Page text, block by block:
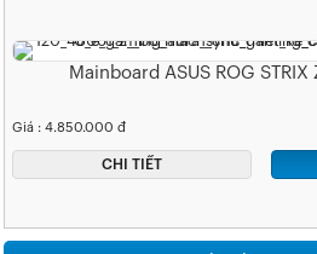
Mainboard ASUS ROG
Giá : 4.850.000 đ
CHI TIẾT